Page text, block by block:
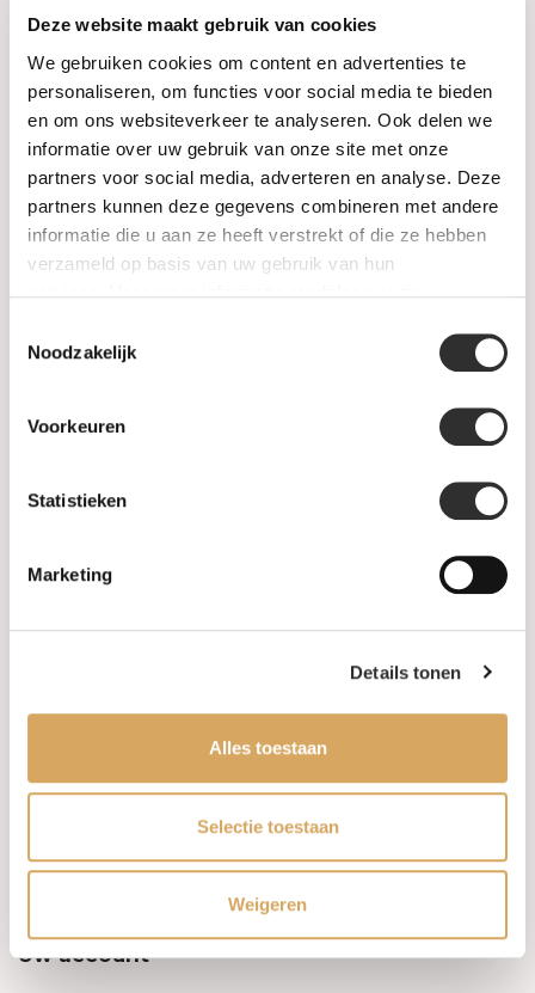
Deze website maakt gebruik van cookies
We gebruiken cookies om content en advertenties te
personaliseren, om functies voor social media te bieden
en om ons websiteverkeer te analyseren. Ook delen we
informatie over uw gebruik van onze site met onze
partners voor social media, adverteren en analyse. Deze
partners kunnen deze gegevens combineren met andere
informatie die u aan ze heeft verstrekt of die ze hebben
verzameld op basis van uw gebruik van hun
Noodzakelijk
Voorkeuren
Statistieken
Marketing
Details tonen
Alles toestaan
Selectie toestaan
Weigeren
Categorieën
Horloges
Juwelen
Trouwringen
PRE-OWNED
Informatie
Leveringsvoorwaarden
Privacy Policy
Uw account